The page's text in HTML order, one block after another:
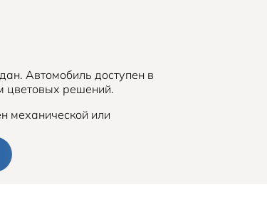
Автомобиль доступен в
цветовых решений.
механической или